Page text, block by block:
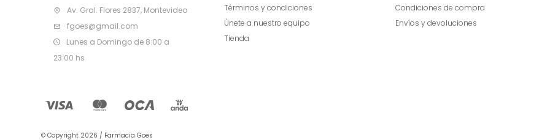
Av. Gral. Flores 2837, Montevideo
fgoes@gmail.com
Lunes a Domingo de 8:00 a
23:00 hs
Términos y condiciones
Únete a nuestro equipo
Tienda
Condiciones de compra
Envíos y devoluciones
© Copyright 2026 / Farmacia Goes